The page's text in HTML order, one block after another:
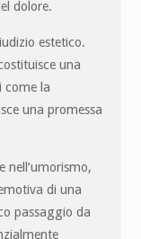
dolore.
estetico.
una
come la
una promessa
nell’umorismo,
di una
passaggio da